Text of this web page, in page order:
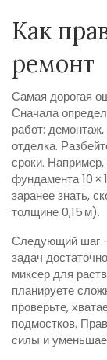
Как
ремонт
Самая дорогая
Сначала
работ:
отделка.
сроки.
фундамента 10 ×
заранее знать,
толщине 0,15 м).
Следующий шаг
задач
миксер для
планируете
проверьте,
подмостков.
силы и